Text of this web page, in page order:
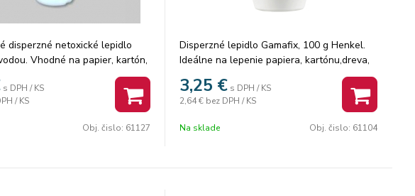
disperzné netoxické lepidlo
Vhodné na papier, kartón,
.Objem: 120 ml. Balenie:
s DPH / KS
/ KS
Obj. čislo: 61127
Disperzné lepidlo Gamafix, 100 g Henkel.
Ideálne na lepenie papiera, kartónu,dreva,
keramiky, fotografií, textilu. Čisté nanášanie
pomocou stierky. Bez rozpúšťadiel.. Balenie:
20 ks.
3,25 € s DPH / KS
2,64 € bez DPH / KS
Na sklade Obj. čislo: 61104